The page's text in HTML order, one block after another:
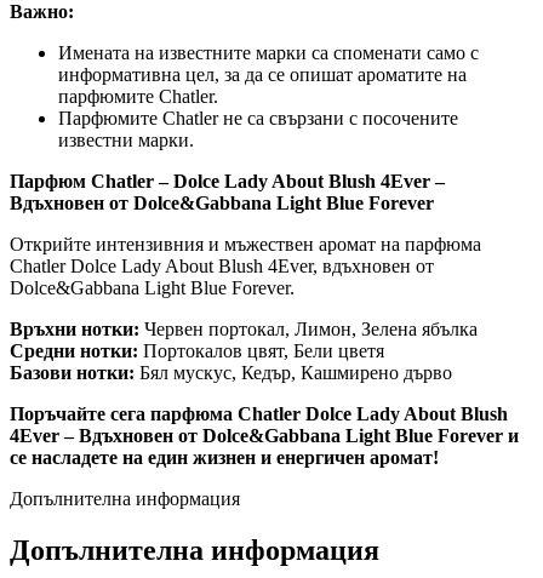
Важно:
Имената на известните марки са споменати само с
информативна цел, за да се опишат ароматите на
парфюмите Chatler.
Парфюмите Chatler не са свързани с посочените
известни марки.
Парфюм Chatler – Dolce Lady About Blush 4Ever –
Вдъхновен от Dolce&Gabbana Light Blue Forever
Открийте интензивния и мъжествен аромат на парфюма
Chatler Dolce Lady About Blush 4Ever, вдъхновен от
Dolce&Gabbana Light Blue Forever.
Връхни нотки: Червен портокал, Лимон, Зелена ябълка
Средни нотки: Портокалов цвят, Бели цветя
Базови нотки: Бял мускус, Кедър, Кашмирено дърво
Поръчайте сега парфюма Chatler Dolce Lady About Blush
4Ever – Вдъхновен от Dolce&Gabbana Light Blue Forever и
се насладете на един жизнен и енергичен аромат!
Допълнителна информация
Допълнителна информация